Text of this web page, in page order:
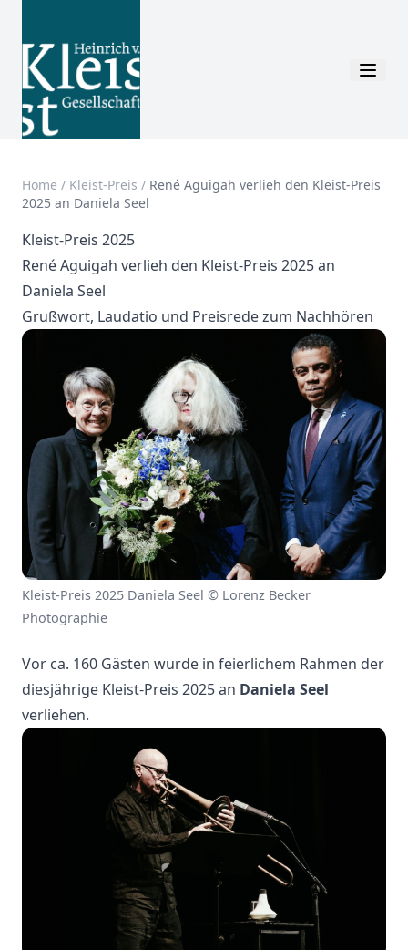
Home / Kleist-Preis / René Aguigah verlieh den Kleist-Preis
2025 an Daniela Seel
Kleist-Preis 2025
René Aguigah verlieh den Kleist-Preis 2025 an
Daniela Seel
Grußwort, Laudatio und Preisrede zum Nachhören
Kleist-Preis 2025 Daniela Seel © Lorenz Becker
Photographie
Vor ca. 160 Gästen wurde in feierlichem Rahmen der
diesjährige Kleist-Preis 2025 an Daniela Seel
verliehen.